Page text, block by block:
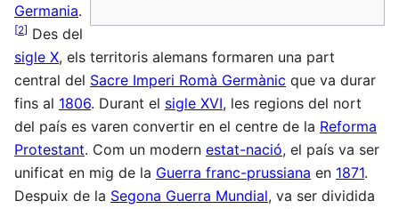
Germania.
[2] Des del
sigle X, els territoris alemans formaren una part
central del Sacre Imperi Romà Germànic que va durar
fins al 1806. Durant el sigle XVI, les regions del nort
del país es varen convertir en el centre de la Reforma
Protestant. Com un modern estat-nació, el país va ser
unificat en mig de la Guerra franc-prussiana en 1871.
Despuix de la Segona Guerra Mundial, va ser dividida